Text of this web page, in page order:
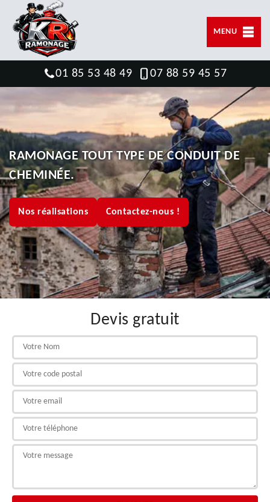
MENU
01 85 53 48 49 07 88 59 45 57
RAMONAGE TOUT TYPE DE CONDUIT DE
CHEMINÉE.
Nos réalisations Contactez-nous !
Devis gratuit